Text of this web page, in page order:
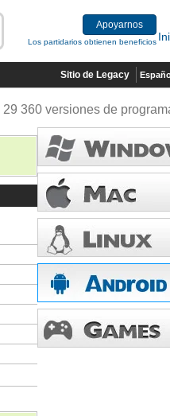
Apoyarnos
Los partidarios obtienen beneficios
Sitio de Legacy
29 360 versiones de